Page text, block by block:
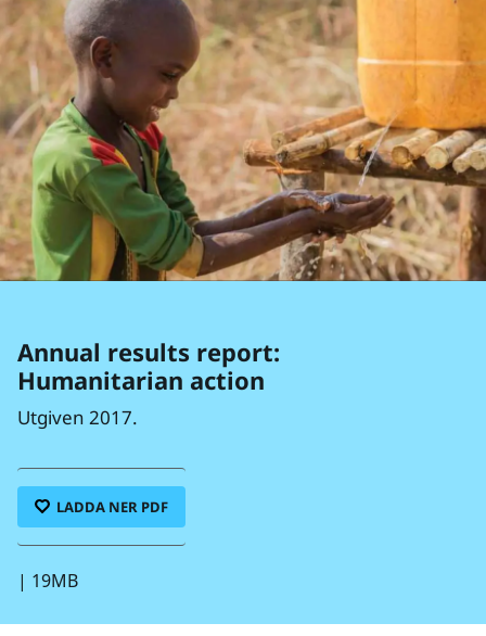
Annual results report:
Humanitarian action
Utgiven 2017.
LADDA NER PDF
| 19MB